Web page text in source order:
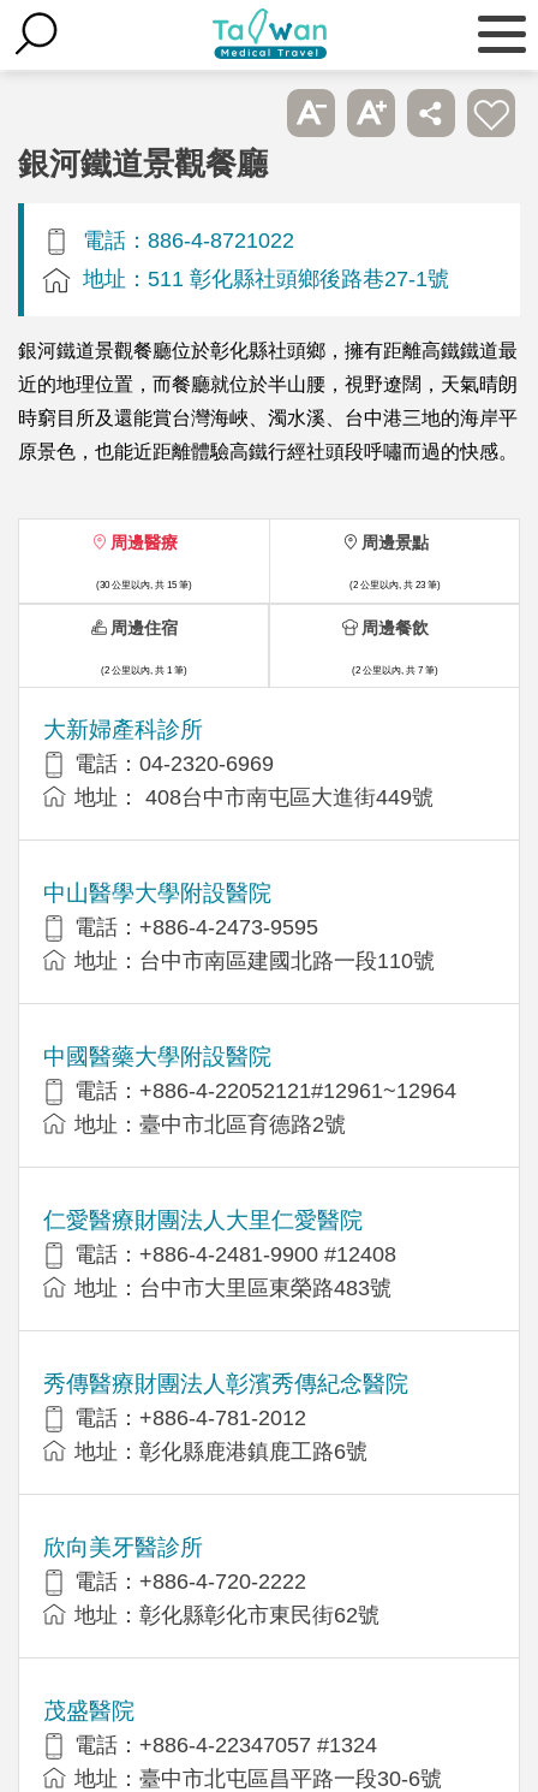
銀河鐵道景觀餐廳
電話：886-4-8721022
地址：511 彰化縣社頭鄉後路巷27-1號
銀河鐵道景觀餐廳位於彰化縣社頭鄉，擁有距離高鐵鐵道最
近的地理位置，而餐廳就位於半山腰，視野遼闊，天氣晴朗
時窮目所及還能賞台灣海峽、濁水溪、台中港三地的海岸平
原景色，也能近距離體驗高鐵行經社頭段呼嘯而過的快感。
周邊醫療
(30 公里以內, 共 15 筆)
大新婦產科診所
電話：04-2320-6969
地址： 408台中市南屯區大進街449號
中山醫學大學附設醫院
電話：+886-4-2473-9595
地址：台中市南區建國北路一段110號
中國醫藥大學附設醫院
電話：+886-4-22052121#12961~12964
地址：臺中市北區育德路2號
仁愛醫療財團法人大里仁愛醫院
電話：+886-4-2481-9900 #12408
地址：台中市大里區東榮路483號
秀傳醫療財團法人彰濱秀傳紀念醫院
電話：+886-4-781-2012
地址：彰化縣鹿港鎮鹿工路6號
欣向美牙醫診所
電話：+886-4-720-2222
地址：彰化縣彰化市東民街62號
茂盛醫院
電話：+886-4-22347057 #1324
地址：臺中市北屯區昌平路一段30-6號
周邊景點
(2 公里以內, 共 23 筆)
周邊住宿
(2 公里以內, 共 1 筆)
周邊餐飲
(2 公里以內, 共 7 筆)